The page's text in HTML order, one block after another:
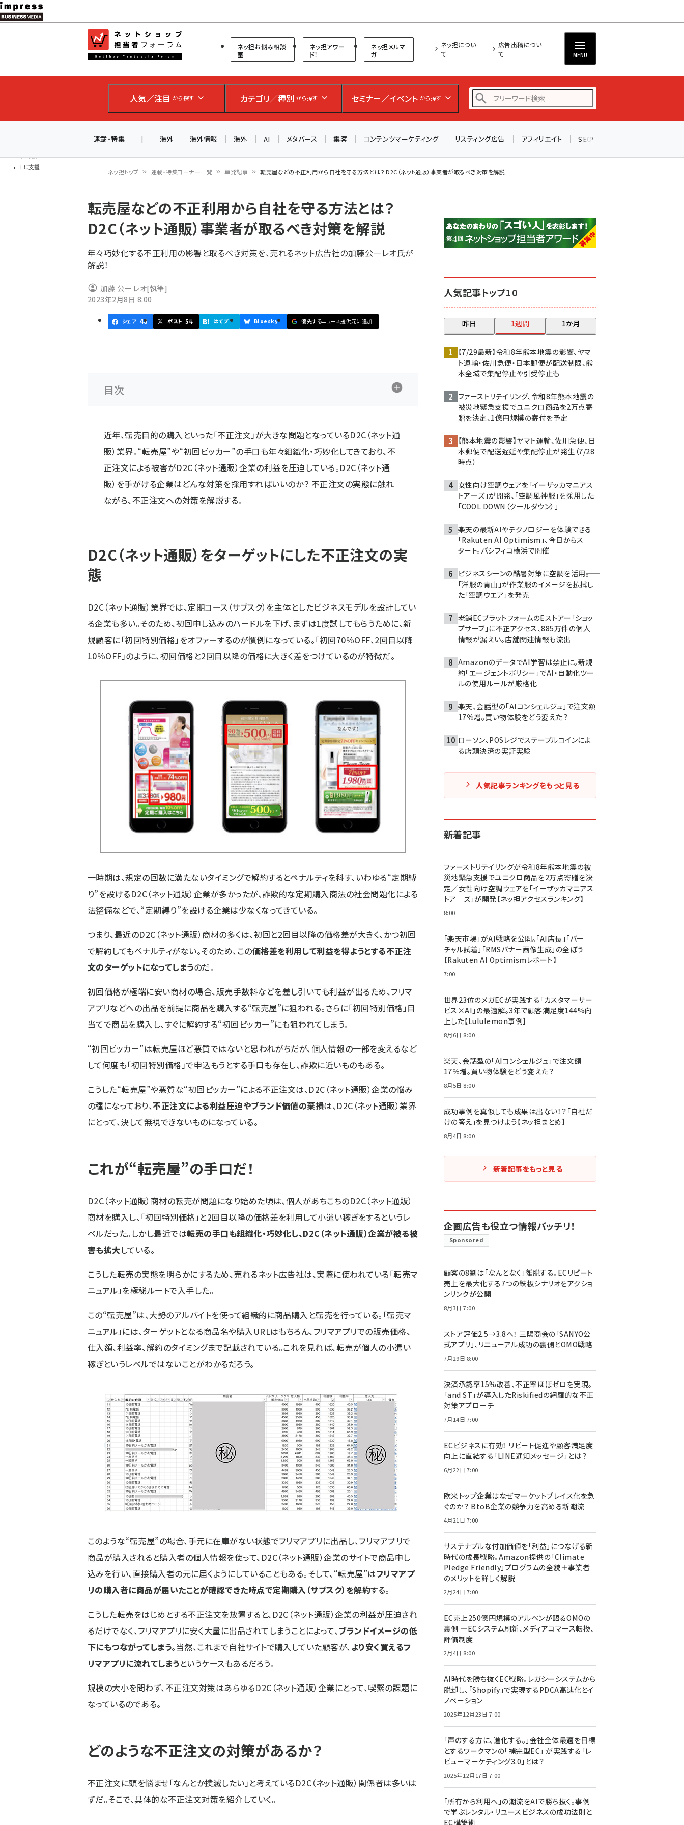
メ
イ
ン
ツ
移
教育講座
EC支援
ネットショップ担当者フォーラム
ネッ担お悩み相談
室
ネッ担アワー
ド！
ネッ担メルマ
ガ
ネッ担につい
て
広告出稿につい
て
MENU
人気／注目 から探す カテゴリ／種別 から探す セミナー／イベント から探す
アスクル (1119)
base (1075)
連載・特集 | 海外 海外情報 海外 AI メタバース 集客 コンテンツマーケティング リスティング広告 アフィリエイト SEO
ン
く
ず
ネッ担トップ 連載・特集コーナー一覧 単発記事 転売屋などの不正利用から自社を守る方法とは？ D2C（ネット通販）事業者が取るべき対策を解説
転売屋などの不正利用から自社を守る方法とは？
D2C（ネット通販）事業者が取るべき対策を解説
年々巧妙化する不正利用の影響と取るべき対策を、売れるネット広告社の加藤公一レオ氏が
解説！
加藤 公一 レオ[執筆]
2023年2月8日 8:00
シェア 48 ポスト 54 はてブ Bluesky 優先するニュース提供元に追加
目次
近年、転売目的の購入といった「不正注文」が大きな問題となっているD2C（ネット通
販）業界。“転売屋”や“初回ピッカー”の手口も年々組織化・巧妙化してきており、不
正注文による被害がD2C（ネット通販）企業の利益を圧迫している。D2C（ネット通
販）を手がける企業はどんな対策を採用すればいいのか？ 不正注文の実態に触れ
ながら、不正注文への対策を解説する。
D2C（ネット通販）をターゲットにした不正注文の実
態
D2C（ネット通販）業界では、定期コース（サブスク）を主体としたビジネスモデルを設計してい
る企業も多い。そのため、初回申し込みのハードルを下げ、まずは1度試してもらうために、新
規顧客に「初回特別価格」をオファーするのが慣例になっている。「初回70％OFF、2回目以降
10％OFF」のように、初回価格と2回目以降の価格に大きく差をつけているのが特徴だ。
一時期は、規定の回数に満たないタイミングで解約するとペナルティを科す、いわゆる“定期縛
り”を設けるD2C（ネット通販）企業が多かったが、詐欺的な定期購入商法の社会問題化による
法整備などで、“定期縛り”を設ける企業は少なくなってきている。
つまり、最近のD2C（ネット通販）商材の多くは、初回と2回目以降の価格差が大きく、かつ初回
で解約してもペナルティがない。そのため、この価格差を利用して利益を得ようとする不正注
文のターゲットになってしまうのだ。
初回価格が極端に安い商材の場合、販売手数料などを差し引いても利益が出るため、フリマ
アプリなどへの出品を前提に商品を購入する“転売屋”に狙われる。さらに「初回特別価格」目
当てで商品を購入し、すぐに解約する“初回ピッカー”にも狙われてしまう。
“初回ピッカー”は転売屋ほど悪質ではないと思われがちだが、個人情報の一部を変えるなど
して何度も「初回特別価格」で申込もうとする手口も存在し、詐欺に近いものもある。
こうした“転売屋”や悪質な“初回ピッカー”による不正注文は、D2C（ネット通販）企業の悩み
の種になっており、不正注文による利益圧迫やブランド価値の棄損は、D2C（ネット通販）業界
にとって、決して無視できないものになっている。
これが“転売屋”の手口だ！
D2C（ネット通販）商材の転売が問題になり始めた頃は、個人があちこちのD2C（ネット通販）
商材を購入し、「初回特別価格」と2回目以降の価格差を利用して小遣い稼ぎをするというレ
ベルだった。しかし最近では転売の手口も組織化・巧妙化し、D2C（ネット通販）企業が被る被
害も拡大している。
こうした転売の実態を明らかにするため、売れるネット広告社は、実際に使われている「転売マ
ニュアル」を極秘ルートで入手した。
この“転売屋”は、大勢のアルバイトを使って組織的に商品購入と転売を行っている。「転売マ
ニュアル」には、ターゲットとなる商品名や購入URLはもちろん、フリマアプリでの販売価格、
仕入額、利益率、解約のタイミングまで記載されている。これを見れば、転売が個人の小遣い
稼ぎというレベルではないことがわかるだろう。
このような“転売屋”の場合、手元に在庫がない状態でフリマアプリに出品し、フリマアプリで
商品が購入されると購入者の個人情報を使って、D2C（ネット通販）企業のサイトで商品申し
込みを行い、直接購入者の元に届くようにしていることもある。そして、“転売屋”はフリマアプ
リの購入者に商品が届いたことが確認できた時点で定期購入（サブスク）を解約する。
こうした転売をはじめとする不正注文を放置すると、D2C（ネット通販）企業の利益が圧迫され
るだけでなく、フリマアプリに安く大量に出品されてしまうことによって、ブランドイメージの低
下にもつながってしまう。当然、これまで自社サイトで購入していた顧客が、 より安く買えるフ
リマアプリに流れてしまうというケースもあるだろう。
規模の大小を問わず、不正注文対策はあらゆるD2C（ネット通販）企業にとって、喫緊の課題に
なっているのである。
どのような不正注文の対策があるか？
不正注文に頭を悩ませ「なんとか撲滅したい」と考えているD2C（ネット通販）関係者は多いは
ずだ。そこで、具体的な不正注文対策を紹介していく。
人気記事トップ10
昨日 1週間 1か月
【7/29最新】令和8年熊本地震の影響、ヤマ
ト運輸・佐川急便・日本郵便が配送制限、熊
本全域で集配停止や引受停止も
ファーストリテイリング、令和8年熊本地震の
被災地緊急支援でユニクロ商品を2万点寄
贈を決定、1億円規模の寄付を予定
【熊本地震の影響】ヤマト運輸、佐川急便、日
本郵便で配送遅延や集配停止が発生（7/28
時点）
女性向け空調ウェアを「イーザッカマニアス
トア―ズ」が開発、「空調風神服」を採用した
「COOL DOWN（クールダウン）」
楽天の最新AIやテクノロジーを体験できる
「Rakuten AI Optimism」、今日からス
タート。パシフィコ横浜で開催
ビジネスシーンの酷暑対策に空調を活用――。
「洋服の青山」が作業服のイメージを払拭し
た「空調ウエア」を発売
老舗ECプラットフォームのEストアー「ショッ
プサーブ」に不正アクセス、885万件の個人
情報が漏えい。店舗関連情報も流出
AmazonのデータでAI学習は禁止に。新規
約「エージェントポリシー」でAI・自動化ツー
ルの使用ルールが厳格化
楽天、会話型の「AIコンシェルジュ」で注文額
17％増。買い物体験をどう変えた？
ローソン、POSレジでステーブルコインによ
る店頭決済の実証実験
人気記事ランキングをもっと見る
新着記事
ファーストリテイリングが令和8年熊本地震の被
災地緊急支援でユニクロ商品を2万点寄贈を決
定／女性向け空調ウェアを「イーザッカマニアス
トア―ズ」が開発【ネッ担アクセスランキング】
8:00
「楽天市場」がAI戦略を公開。「AI店長」「バー
チャル試着」「RMSバナー画像生成」の全ぼう
【Rakuten AI Optimismレポート】
7:00
世界23位のメガECが実践する「カスタマーサー
ビス×AI」の最適解。3年で顧客満足度144%向
上した【Lululemon事例】
8月6日 8:00
楽天、会話型の「AIコンシェルジュ」で注文額
17％増。買い物体験をどう変えた？
8月5日 8:00
成功事例を真似しても成果は出ない！？「自社だ
けの答え」を見つけよう【ネッ担まとめ】
8月4日 8:00
新着記事をもっと見る
企画広告も役立つ情報バッチリ！
Sponsored
顧客の8割は「なんとなく」離脱する。ECリピート
売上を最大化する7つの鉄板シナリオをアクショ
ンリンクが公開
8月3日 7:00
ストア評価2.5→3.8へ！ 三陽商会の「SANYO公
式アプリ」、リニューアル成功の裏側とOMO戦略
7月29日 8:00
決済承認率15%改善、不正率ほぼゼロを実現。
「and ST」が導入したRiskifiedの網羅的な不正
対策アプローチ
7月14日 7:00
ECビジネスに有効！ リピート促進や顧客満足度
向上に直結する「LINE通知メッセージ」とは？
6月22日 7:00
欧米トップ企業はなぜマーケットプレイス化を急
ぐのか？ BtoB企業の競争力を高める新潮流
4月21日 7:00
サステナブルな付加価値を「利益」につなげる新
時代の成長戦略。Amazon提供の「Climate
Pledge Friendly」プログラムの全貌＋事業者
のメリットを詳しく解説
2月24日 7:00
EC売上250億円規模のアルペンが語るOMOの
裏側 ―ECシステム刷新、メディアコマース転換、
評価制度
2月4日 8:00
AI時代を勝ち抜くEC戦略。レガシーシステムから
脱却し、「Shopify」で実現するPDCA高速化とイ
ノベーション
2025年12月23日 7:00
「声のする方に、進化する。」会社全体最適を目標
とするワークマンの「補完型EC」 が実践する「レ
ビューマーケティング3.0」とは？
2025年12月17日 7:00
「所有から利用へ」の潮流をAIで勝ち抜く。事例
で学ぶレンタル・リユースビジネスの成功法則と
EC構築術
AIが買い物を代行する時代に打つべき「次の一手」とは？
アルペン、オイシックス、元UA責任者が登壇のリアルECセ
ミナー（8/26＠東京）【交流会も実施】
参加登録はこちら↑